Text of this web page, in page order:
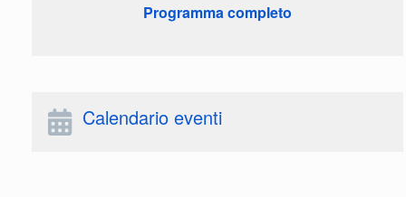
Programma completo
Calendario eventi